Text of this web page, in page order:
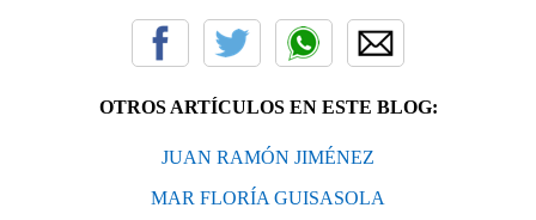
OTROS ARTÍCULOS EN ESTE BLOG:
JUAN RAMÓN JIMÉNEZ
MAR FLORÍA GUISASOLA